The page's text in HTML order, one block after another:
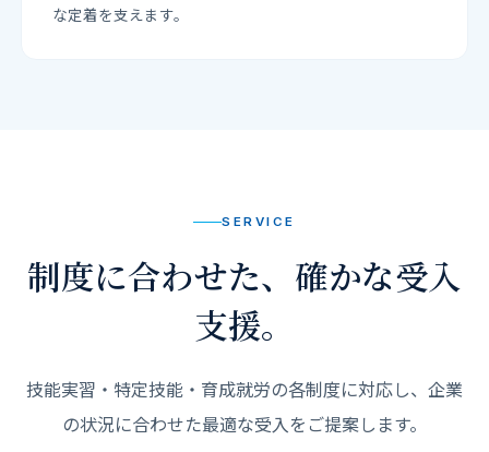
な定着を支えます。
SERVICE
制度に合わせた、確かな受入
支援。
技能実習・特定技能・育成就労の各制度に対応し、企業
の状況に合わせた最適な受入をご提案します。